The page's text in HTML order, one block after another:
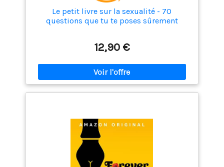
Le petit livre sur la sexualité - 70
questions que tu te poses sûrement
12,90 €